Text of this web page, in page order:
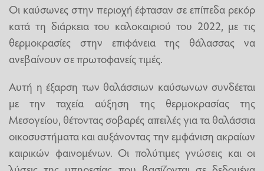
Οι καύσωνες στην περιοχή έφτασαν σε επίπεδα ρεκόρ
κατά τη διάρκεια του καλοκαιριού του 2022, με τις
θερμοκρασίες στην επιφάνεια της θάλασσας να
ανεβαίνουν σε πρωτοφανείς τιμές.
Αυτή η έξαρση των θαλάσσιων καύσωνων συνδέεται
με την ταχεία αύξηση της θερμοκρασίας της
Μεσογείου, θέτοντας σοβαρές απειλές για τα θαλάσσια
οικοσυστήματα και αυξάνοντας την εμφάνιση ακραίων
καιρικών φαινομένων. Οι πολύτιμες γνώσεις και οι